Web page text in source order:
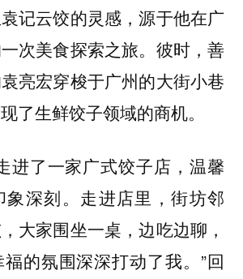
记云饺的灵感，源于他在广
次美食探索之旅。彼时，善
亮宏穿梭于广州的大街小巷
了生鲜饺子领域的商机。
进了一家广式饺子店，温馨
象深刻。走进店里，街坊邻
大家围坐一桌，边吃边聊，
的氛围深深打动了我。”回